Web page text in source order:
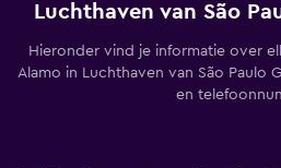
Luchthaven van São
Hieronder vind je informatie over
Alamo in Luchthaven van São Paulo
en